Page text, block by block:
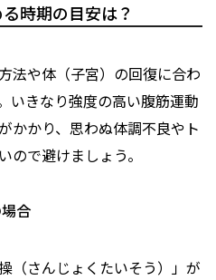
時期の目安は？
法や体（子宮）の回復に合わ
いきなり強度の高い腹筋運動
かかり、思わぬ体調不良やト
ので避けましょう。
合
（さんじょくたいそう）」が